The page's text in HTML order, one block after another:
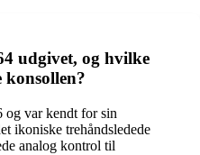
udgivet, og hvilke
og var kendt for sin
ikoniske trehåndsledede
analog kontrol til